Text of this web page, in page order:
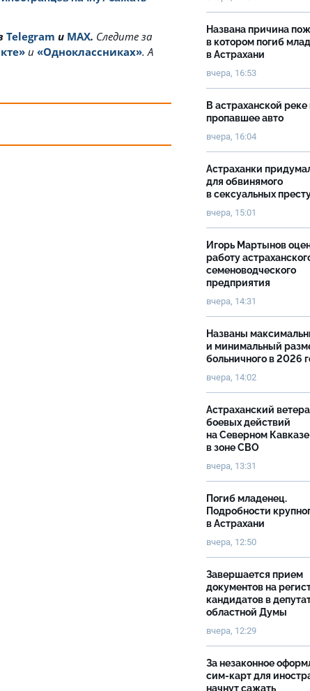
Telegram и MAX. Cледите за
и «Одноклассниках». А
Названа причина
в котором погиб
в Астрахани
вчера, 16:53
В астраханской
пропавшее авто
вчера, 16:04
Астраханки
для обвинямого
в сексуальных
вчера, 15:01
Игорь Мартынов
работу
семеноводческого
предприятия
вчера, 14:31
Названы
и минимальный
больничного в 2026
вчера, 14:02
Астраханский
боевых действий
на Северном
в зоне СВО
вчера, 13:31
Погиб младенец.
Подробности
в Астрахани
вчера, 12:50
Завершается прием
документов на
кандидатов в
областной Думы
вчера, 12:29
За незаконное
сим-карт для
начнут сажать